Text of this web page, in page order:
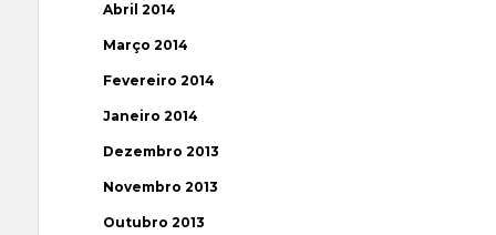
Abril 2014
Março 2014
Fevereiro 2014
Janeiro 2014
Dezembro 2013
Novembro 2013
Outubro 2013